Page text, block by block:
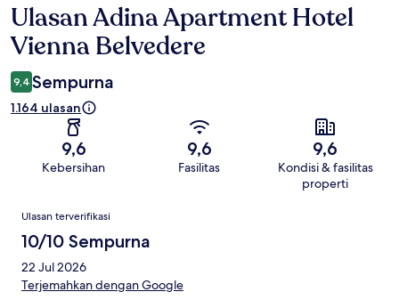
Ulasan
Ulasan Adina Apartment Hotel
Vienna Belvedere
9,4 Sempurna
1.164 ulasan
9,6
Kebersihan
9,6
Fasilitas
9,6
Kondisi & fasilitas
properti
Ulasan
Ulasan terverifikasi
10/10 Sempurna
22 Jul 2026
Terjemahkan dengan Google